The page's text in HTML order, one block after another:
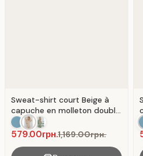
Sweat-shirt court Beige à
capuche en molleton double
face.
579.00грн.1,169.00грн.